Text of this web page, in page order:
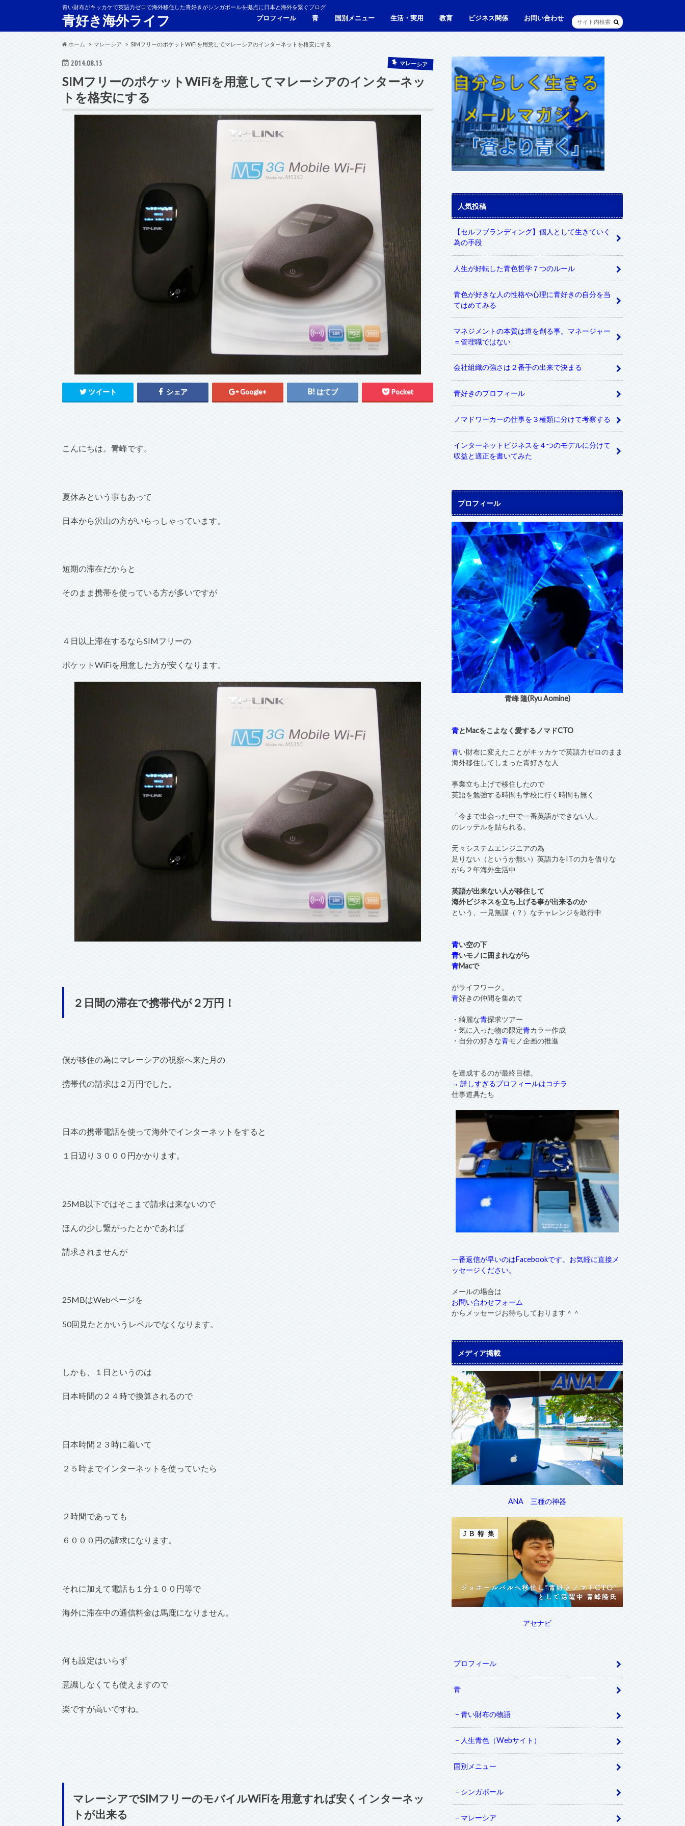
青い財布がキッカケで英語力ゼロで海外移住した青好きがシンガポールを拠点に日本と海外を繋ぐブログ
青好き海外ライフ プロフィール 青 国別メニュー 生活・実用 教育 ビジネス関係 お問い合わせ
ホーム マレーシア SIMフリーのポケットWiFiを用意してマレーシアのインターネットを格安にする
2014.08.15 マレーシア
SIMフリーのポケットWiFiを用意してマレーシアのインターネッ
トを格安にする
ツイート シェア Google+ はてブ Pocket
こんにちは。青峰です。
夏休みという事もあって
日本から沢山の方がいらっしゃっています。
短期の滞在だからと
そのまま携帯を使っている方が多いですが
４日以上滞在するならSIMフリーの
ポケットWiFiを用意した方が安くなります。
２日間の滞在で携帯代が２万円！
僕が移住の為にマレーシアの視察へ来た月の
携帯代の請求は２万円でした。
日本の携帯電話を使って海外でインターネットをすると
１日辺り３０００円かかります。
25MB以下ではそこまで請求は来ないので
ほんの少し繋がったとかであれば
請求されませんが
25MBはWebページを
50回見たとかいうレベルでなくなります。
しかも、１日というのは
日本時間の２４時で換算されるので
日本時間２３時に着いて
２５時までインターネットを使っていたら
２時間であっても
６０００円の請求になります。
それに加えて電話も１分１００円等で
海外に滞在中の通信料金は馬鹿になりません。
何も設定はいらず
意識しなくても使えますので
楽ですが高いですね。
マレーシアでSIMフリーのモバイルWiFiを用意すれば安くインターネッ
トが出来る
人気投稿
【セルフブランディング】個人として生きていく
為の手段
人生が好転した青色哲学７つのルール
青色が好きな人の性格や心理に青好きの自分を当
てはめてみる
マネジメントの本質は道を創る事。マネージャー
＝管理職ではない
会社組織の強さは２番手の出来で決まる
青好きのプロフィール
ノマドワーカーの仕事を３種類に分けて考察する
インターネットビジネスを４つのモデルに分けて
収益と適正を書いてみた
プロフィール
青峰 隆(Ryu Aomine)
青とMacをこよなく愛するノマドCTO
青い財布に変えたことがキッカケで英語力ゼロのまま
海外移住してしまった青好きな人
事業立ち上げで移住したので
英語を勉強する時間も学校に行く時間も無く
「今まで出会った中で一番英語ができない人」
のレッテルを貼られる。
元々システムエンジニアの為
足りない（というか無い）英語力をITの力を借りな
がら２年海外生活中
英語が出来ない人が移住して
海外ビジネスを立ち上げる事が出来るのか
という、一見無謀（？）なチャレンジを敢行中
青い空の下
青いモノに囲まれながら
青Macで
がライフワーク。
青好きの仲間を集めて
・綺麗な青探求ツアー
・気に入った物の限定青カラー作成
・自分の好きな青モノ企画の推進
を達成するのが最終目標。
→ 詳しすぎるプロフィールはコチラ
仕事道具たち
一番返信が早いのはFacebookです。お気軽に直接メ
ッセージください。
メールの場合は
お問い合わせフォーム
からメッセージお待ちしております＾＾
メディア掲載
ANA 三種の神器
アセナビ
プロフィール
青
青い財布の物語
人生青色（Webサイト）
国別メニュー
シンガポール
マレーシア